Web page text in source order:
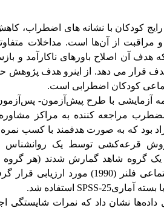
کودکان با نشانه های اضطراب،
مراقبت از آن‌ها است. مداخلات
هدف آن اصلاح باورهای ناکارآمد و
قرار می دهد. از اینرو هدف
کودکان اضطرابی است.
آزمایشی با طرح پیش‌آزمون- پس‌آزمون
قرعه‌کشی توسط یک روانشناس
گروه شاهد گمارش شدند (هر گروه 15 نفر)
ارزیابی قرار گرفتند.
بسته آماریSPSS-25 استفاده شد.
داده‌ها نشان داد که نمرات